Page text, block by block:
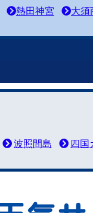
熱田神宮 大須
波照間島 四国